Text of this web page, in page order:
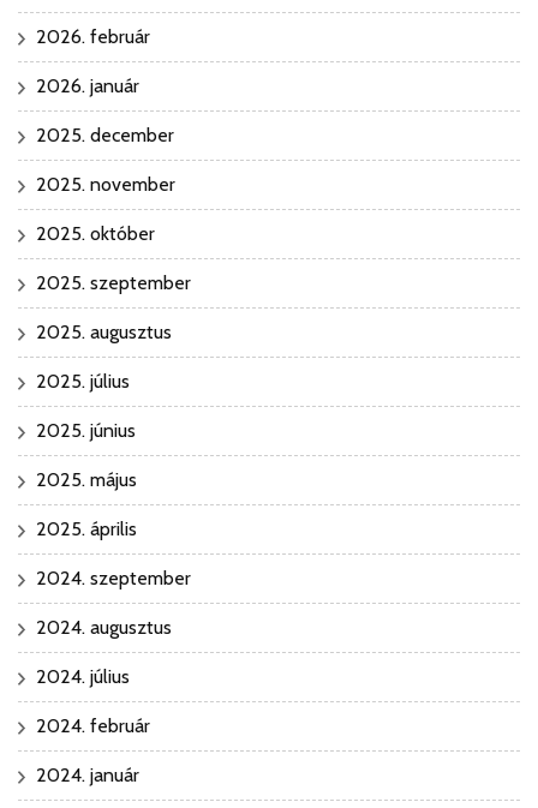
2026. február
2026. január
2025. december
2025. november
2025. október
2025. szeptember
2025. augusztus
2025. július
2025. június
2025. május
2025. április
2024. szeptember
2024. augusztus
2024. július
2024. február
2024. január